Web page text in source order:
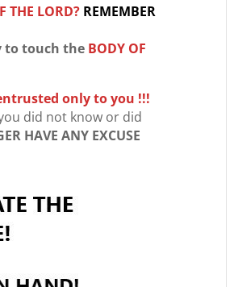
THE LORD? REMEMBER
to touch the BODY OF
only to you !!!
did not know or did
HAVE ANY EXCUSE